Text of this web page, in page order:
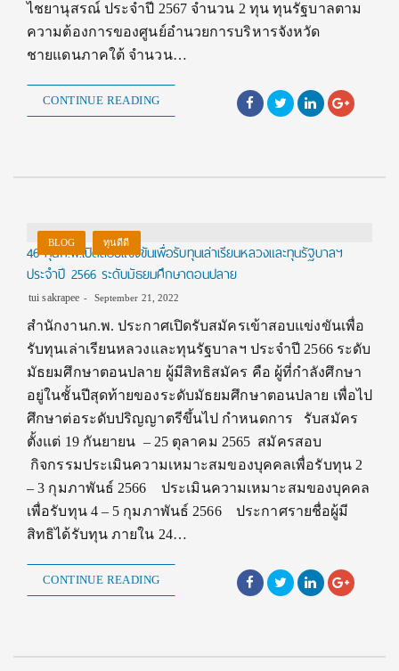
ไชยานุสรณ์ ประจำปี 2567 จำนวน 2 ทุน ทุนรัฐบาลตาม
ความต้องการของศูนย์อำนวยการบริหารจังหวัด
ชายแดนภาคใต้ จำนวน…
CONTINUE READING
BLOG ทุนดีดี
46 ทุนก.พ.เปิดสอบแข่งขันเพื่อรับทุนเล่าเรียนหลวงและทุนรัฐบาลฯ
ประจำปี 2566 ระดับมัธยมศึกษาตอนปลาย
tui sakrapee September 21, 2022
สำนักงานก.พ. ประกาศเปิดรับสมัครเข้าสอบแข่งขันเพื่อ
รับทุนเล่าเรียนหลวงและทุนรัฐบาลฯ ประจำปี 2566 ระดับ
มัธยมศึกษาตอนปลาย ผู้มีสิทธิสมัคร คือ ผู้ที่กำลังศึกษา
อยู่ในชั้นปีสุดท้ายของระดับมัธยมศึกษาตอนปลาย เพื่อไป
ศึกษาต่อระดับปริญญาตรีขึ้นไป กำหนดการ รับสมัคร
ตั้งแต่ 19 กันยายน – 25 ตุลาคม 2565 สมัครสอบ
กิจกรรมประเมินความเหมาะสมของบุคคลเพื่อรับทุน 2
– 3 กุมภาพันธ์ 2566 ประเมินความเหมาะสมของบุคคล
เพื่อรับทุน 4 – 5 กุมภาพันธ์ 2566 ประกาศรายชื่อผู้มี
สิทธิได้รับทุน ภายใน 24…
CONTINUE READING